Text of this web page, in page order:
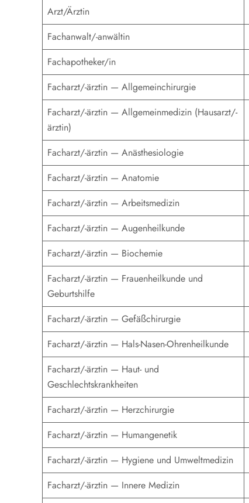
Arzt/Ärztin
Fachanwalt/-anwältin
Fachapotheker/in
Facharzt/-ärztin — Allgemeinchirurgie
Facharzt/-ärztin — Allgemeinmedizin (Hausarzt/-
ärztin)
Facharzt/-ärztin — Anästhesiologie
Facharzt/-ärztin — Anatomie
Facharzt/-ärztin — Arbeitsmedizin
Facharzt/-ärztin — Augenheilkunde
Facharzt/-ärztin — Biochemie
Facharzt/-ärztin — Frauenheilkunde und
Geburtshilfe
Facharzt/-ärztin — Gefäßchirurgie
Facharzt/-ärztin — Hals-Nasen-Ohrenheilkunde
Facharzt/-ärztin — Haut- und
Geschlechtskrankheiten
Facharzt/-ärztin — Herzchirurgie
Facharzt/-ärztin — Humangenetik
Facharzt/-ärztin — Hygiene und Umweltmedizin
Facharzt/-ärztin — Innere Medizin